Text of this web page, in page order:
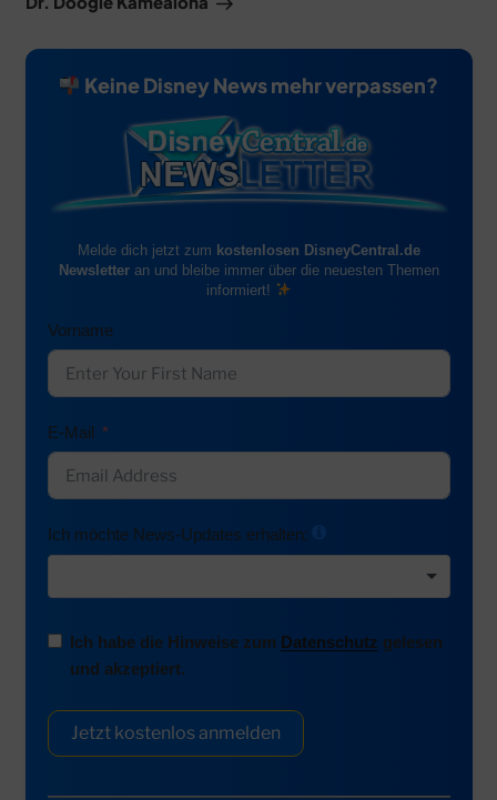
Keine Disney News mehr verpassen?
Melde dich jetzt zum kostenlosen DisneyCentral.de
Newsletteran und bleibe immer über die neuesten Themen
informiert!
Vorname
E-Mail
Ich möchte News-Updates erhalten:
Ich habe die Hinweise zum Datenschutz gelesen
und akzeptiert.
Jetzt kostenlos anmelden